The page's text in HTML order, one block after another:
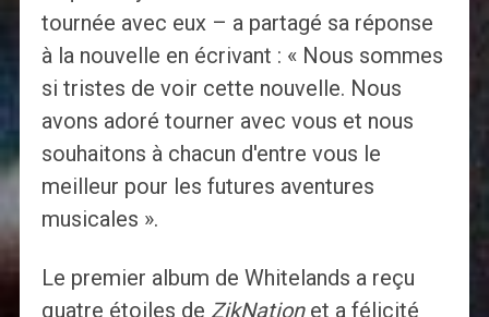
tournée avec eux – a partagé sa réponse
à la nouvelle en écrivant : « Nous sommes
si tristes de voir cette nouvelle. Nous
avons adoré tourner avec vous et nous
souhaitons à chacun d'entre vous le
meilleur pour les futures aventures
musicales ».
Le premier album de Whitelands a reçu
quatre étoiles de ZikNationet a félicité